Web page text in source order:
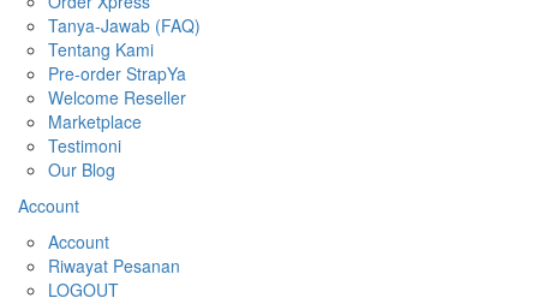
HOME
Informasi
Panduan Belanja
Order Xpress
Tanya-Jawab (FAQ)
Tentang Kami
Welcome Reseller
Marketplace
Testimoni
Our Blog